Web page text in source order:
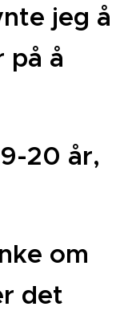
jeg å
på å
20 år,
om
det